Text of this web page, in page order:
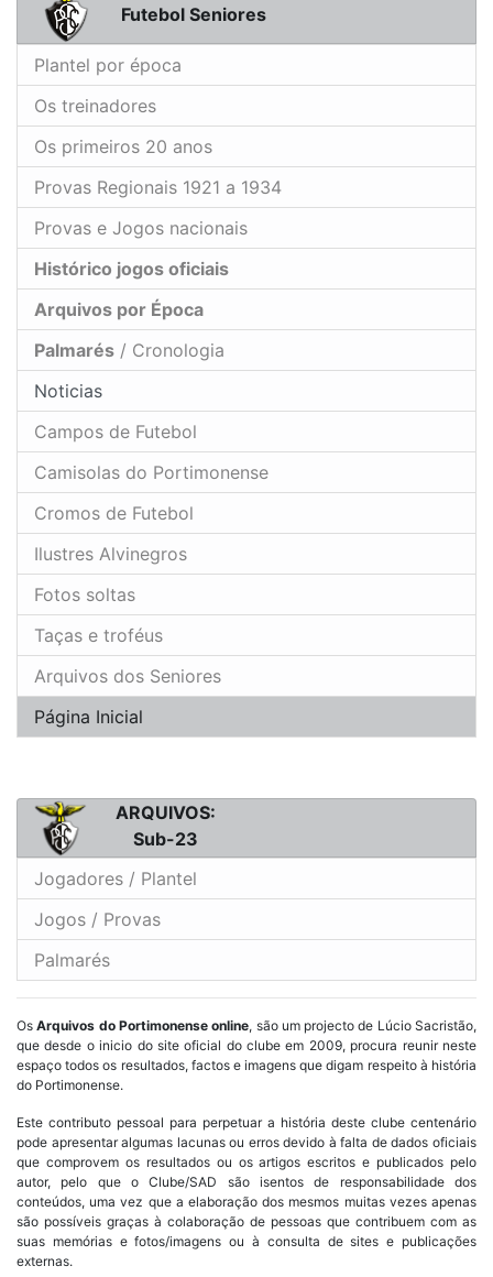
Futebol Seniores
Plantel por época
Os treinadores
Os primeiros 20 anos
Provas Regionais 1921 a 1934
Provas e Jogos nacionais
Histórico jogos oficiais
Arquivos por Época
Palmarés / Cronologia
Noticias
Campos de Futebol
Camisolas do Portimonense
Cromos de Futebol
Ilustres Alvinegros
Fotos soltas
Taças e troféus
Arquivos dos Seniores
Página Inicial
ARQUIVOS:
Sub-23
Jogadores / Plantel
Jogos / Provas
Palmarés
OsArquivos do Portimonense online, são um projecto de Lúcio Sacristão,
que desde o inicio do site oficial do clube em 2009, procura reunir neste
espaço todos os resultados, factos e imagens que digam respeito à história
do Portimonense.
Este contributo pessoal para perpetuar a história deste clube centenário
pode apresentar algumas lacunas ou erros devido à falta de dados oficiais
que comprovem os resultados ou os artigos escritos e publicados pelo
autor, pelo que o Clube/SAD são isentos de responsabilidade dos
conteúdos, uma vez que a elaboração dos mesmos muitas vezes apenas
são possíveis graças à colaboração de pessoas que contribuem com as
suas memórias e fotos/imagens ou à consulta de sites e publicações
externas.